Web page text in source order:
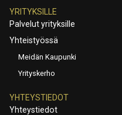
YRITYKSILLE
Palvelut yrityksille
Yhteistyössä
Meidän Kaupunki
Yrityskerho
YHTEYSTIEDOT
Yhteystiedot